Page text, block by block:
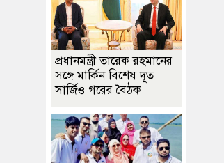
প্রধানমন্ত্রী তারেক রহমানের
সঙ্গে মার্কিন বিশেষ দূত
সার্জিও গরের বৈঠক